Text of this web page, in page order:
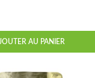
AU PANIER